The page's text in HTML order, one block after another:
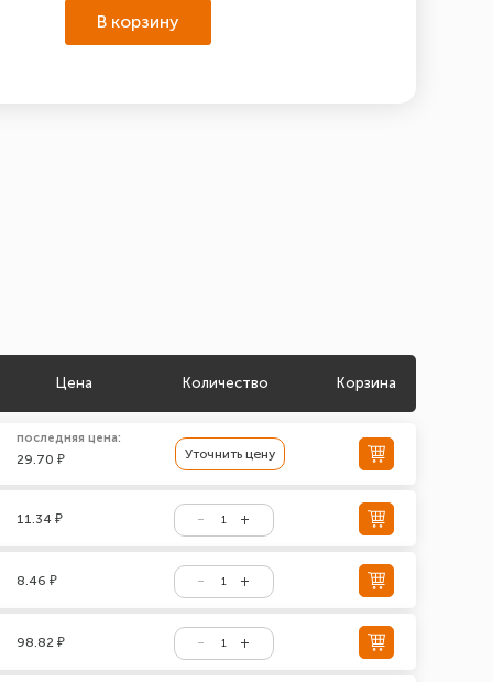
В корзину
Цена Количество Корзина
последняя цена:
29.70 ₽ Уточнить цену
11.34 ₽
8.46 ₽
98.82 ₽